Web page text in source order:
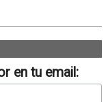
en tu email: